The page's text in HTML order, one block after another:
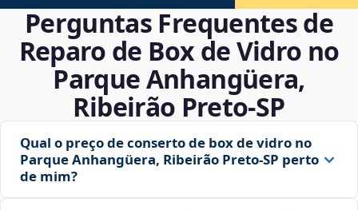
Perguntas Frequentes de
Reparo de Box de Vidro no
Parque Anhangüera,
Ribeirão Preto‑SP
Qual o preço de conserto de box de vidro no
Parque Anhangüera, Ribeirão Preto‑SP perto
de mim?